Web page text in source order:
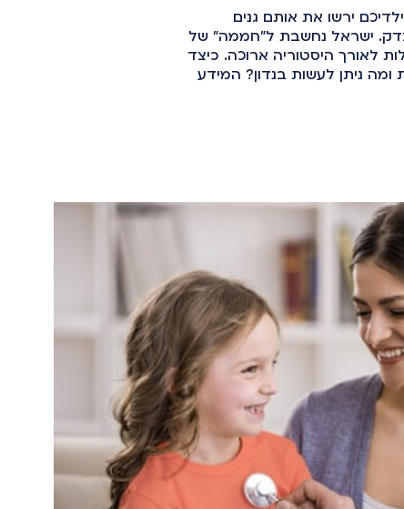
ירשו את אותם גנים
ישראל נחשבת ל”חממה” של
לאורך היסטוריה ארוכה. כיצד
ניתן לעשות בנדון? המידע